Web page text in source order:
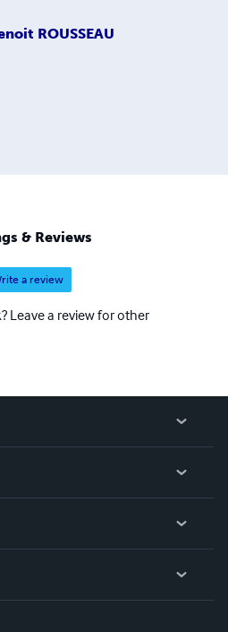
ROUSSEAU
& Reviews
a review
Leave a review for other